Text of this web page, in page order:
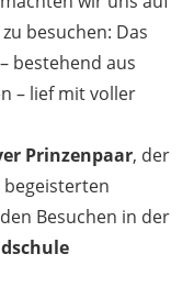
besuchen: Das
bestehend aus
– lief mit voller
Prinzenpaar, der
Besuchen in der